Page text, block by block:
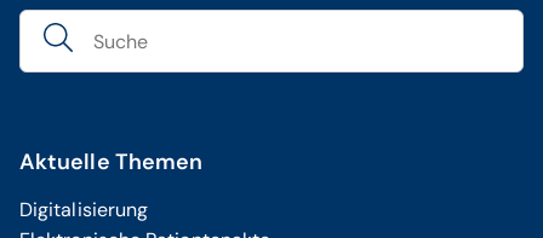
Aktuelle Themen
Digitalisierung